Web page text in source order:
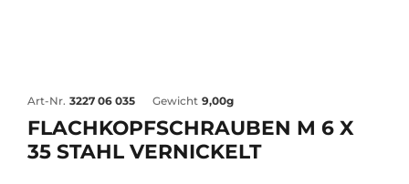
Art-Nr. 3227 06 035 Gewicht 9,00g
FLACHKOPFSCHRAUBEN M 6 X
35 STAHL VERNICKELT